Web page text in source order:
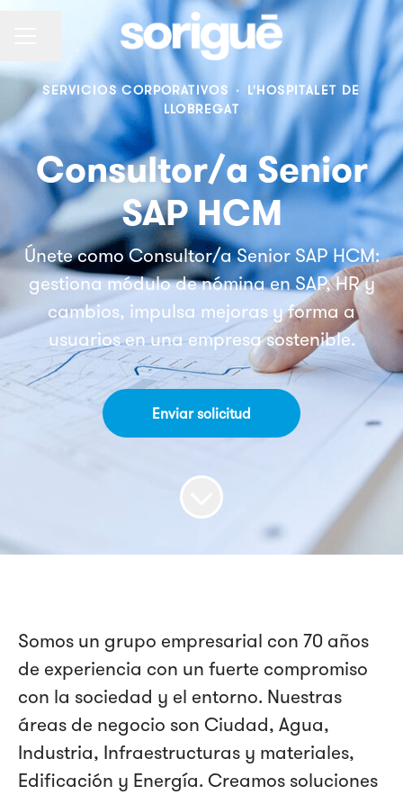
Menú de empleo
Compartir página
SERVICIOS CORPORATIVOS ·
L'HOSPITALET DE
LLOBREGAT
Consultor/a Senior
SAP HCM
Únete como Consultor/a Senior SAP HCM:
gestiona módulo de nómina en SAP, HR y
cambios, impulsa mejoras y forma a
usuarios en una empresa sostenible.
Enviar solicitud
Somos un grupo empresarial con 70 años
de experiencia con un fuerte compromiso
con la sociedad y el entorno. Nuestras
áreas de negocio son Ciudad, Agua,
Industria, Infraestructuras y materiales,
Edificación y Energía. Creamos soluciones